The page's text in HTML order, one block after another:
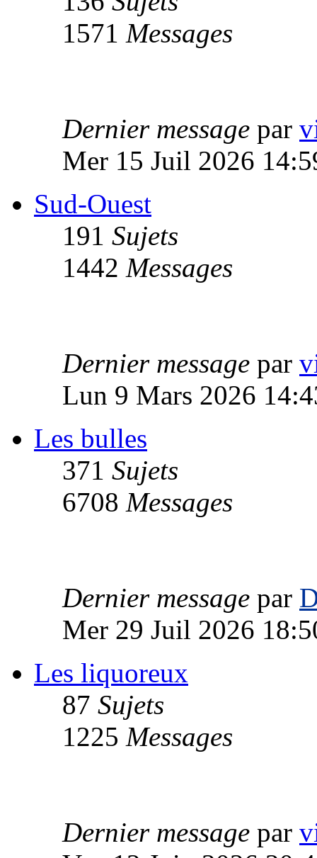
1571 Messages
Dernier message par
Mer 15 Juil 2026
Sud-Ouest
191 Sujets
1442 Messages
Dernier message par
Lun 9 Mars 2026
Les bulles
371 Sujets
6708 Messages
Dernier message par
Mer 29 Juil 2026
Les liquoreux
87 Sujets
1225 Messages
Dernier message par